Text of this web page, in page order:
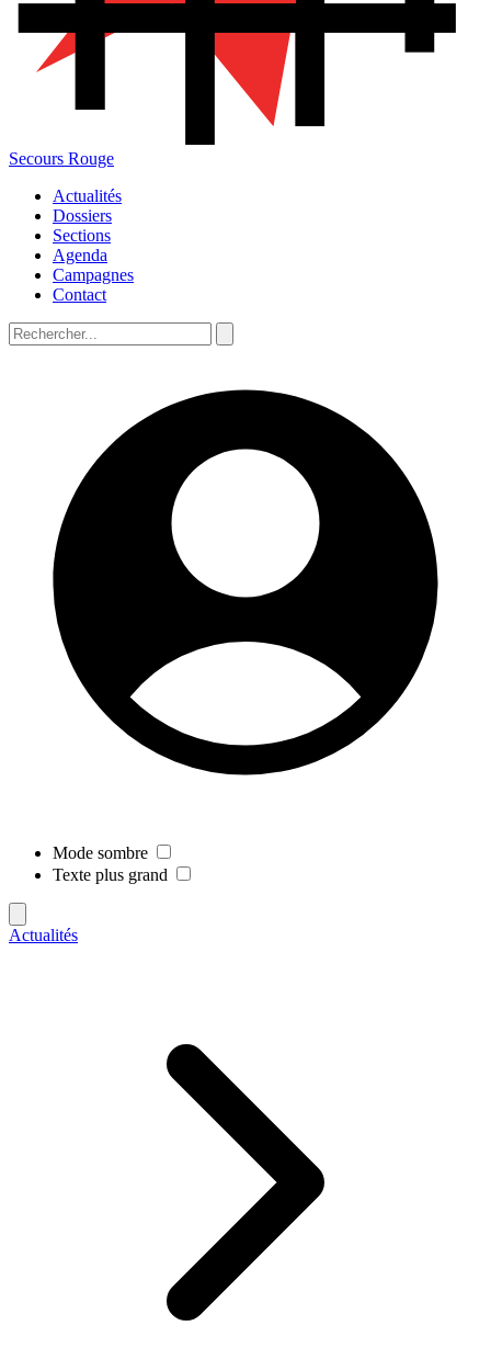
Secours Rouge
Actualités
Dossiers
Sections
Agenda
Campagnes
Contact
Mode sombre
Texte plus grand
Actualités